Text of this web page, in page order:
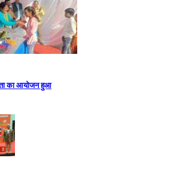
का आयोजन हुआ